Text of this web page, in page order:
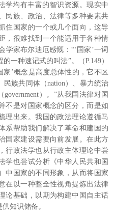
学均有丰富的智识资源。现实中
民族、政治、法律等多种要素共
住国家的一个或几个面向，这导
，很难找到一个能适用于各种情
学家布尔迪厄感慨：“‘国家’一词
一种速记式的叫法”。
（P.149）
家’概念是高度总体性的，它不区
民族共同体（nation ）、暴力统治
government ）。”从我国法律对国
不是对国家概念的区分，而是如
理出来。我国的政法理论遵循马
系帮助我们解决了革命和建国的
国家建设需要向前发展。在此方
行政法学也从行政主体理论中尝
学也尝试分析《中华人民共和国
中国家的不同形象，从而将国家
在以一种整全性视角提炼出法律
论基础，以期为构建中国自主话
知识储备。